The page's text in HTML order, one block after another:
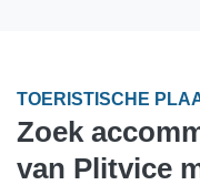
TOERISTISCHE
Zoek
van Plitvice